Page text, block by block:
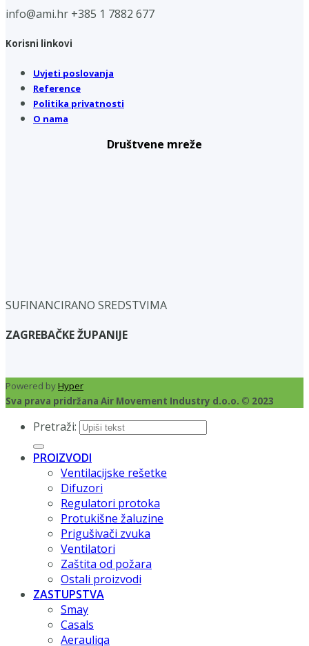
info@ami.hr +385 1 7882 677
Korisni linkovi
Uvjeti poslovanja
Reference
Politika privatnosti
O nama
Društvene mreže
SUFINANCIRANO SREDSTVIMA
ZAGREBAČKE ŽUPANIJE
Powered byHyper
Sva prava pridržana Air Movement Industry d.o.o. © 2023
Pretraži:
PROIZVODI
Ventilacijske rešetke
Difuzori
Regulatori protoka
Protukišne žaluzine
Prigušivači zvuka
Ventilatori
Zaštita od požara
Ostali proizvodi
ZASTUPSTVA
Smay
Casals
Aerauliqa